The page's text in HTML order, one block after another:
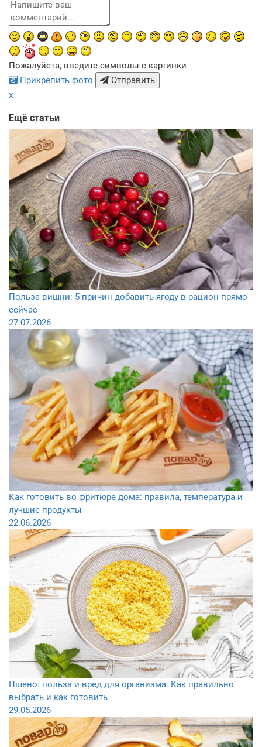
Пожалуйста, введите символы с картинки
Прикрепить фото
Отправить
x
Ещё статьи
Польза вишни: 5 причин добавить ягоду в рацион прямо
сейчас
27.07.2026
Как готовить во фритюре дома: правила, температура и
лучшие продукты
22.06.2026
Пшено: польза и вред для организма. Как правильно
выбрать и как готовить
29.05.2026